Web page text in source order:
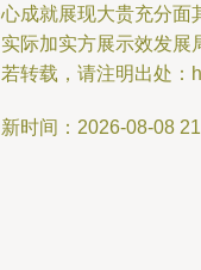
成就展现大贵充分面
际加实方展示效发展
转载，请注明出处：
时间：2026-08-08